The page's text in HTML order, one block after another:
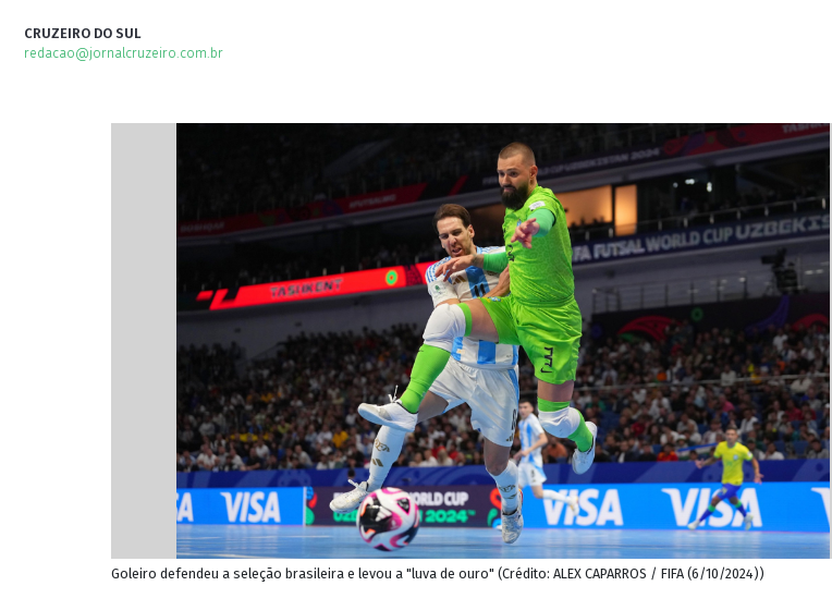
CRUZEIRO DO SUL
redacao@jornalcruzeiro.com.br
Goleiro defendeu a seleção brasileira e levou a "luva de ouro" (Crédito: ALEX CAPARROS / FIFA (6/10/2024))